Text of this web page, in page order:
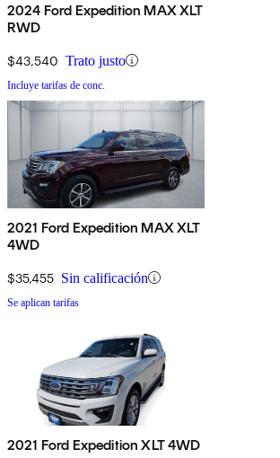
2024 Ford Expedition MAX XLT
RWD
$43,540 Trato justo
Incluye tarifas de conc.
2021 Ford Expedition MAX XLT
4WD
$35,455 Sin calificación
Se aplican tarifas
2021 Ford Expedition XLT 4WD